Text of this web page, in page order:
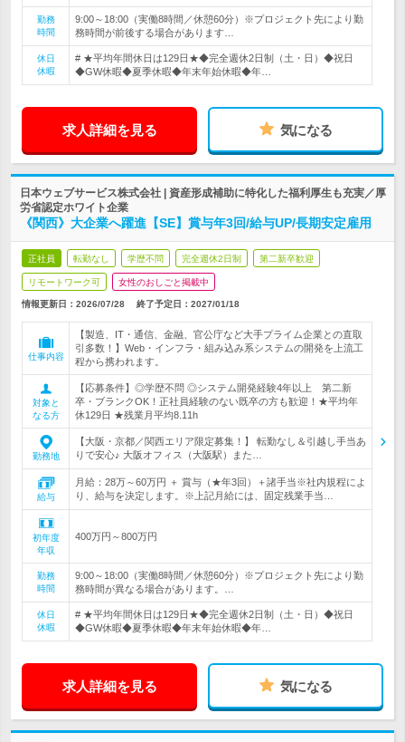
勤務
時間
9:00～18:00（実働8時間／休憩60分）※プロジェクト先により勤
務時間が前後する場合があります…
休日
休暇
# ★平均年間休日は129日★◆完全週休2日制（土・日）◆祝日
◆GW休暇◆夏季休暇◆年末年始休暇◆年…
求人詳細を見る 気になる
日本ウェブサービス株式会社 | 資産形成補助に特化した福利厚生も充実／厚
労省認定ホワイト企業
《関西》大企業へ躍進【SE】賞与年3回/給与UP/長期安定雇用
正社員 転勤なし 学歴不問 完全週休2日制 第二新卒歓迎
リモートワーク可 女性のおしごと掲載中
情報更新日：2026/07/28 終了予定日： 2027/01/18
仕事内容
【製造、IT・通信、金融、官公庁など大手プライム企業との直取
引多数！】Web・インフラ・組み込み系システムの開発を上流工
程から携われます。
対象と
なる方
【応募条件】◎学歴不問 ◎システム開発経験4年以上 第二新
卒・ブランクOK！正社員経験のない既卒の方も歓迎！★平均年
休129日 ★残業月平均8.11h
勤務地
【大阪・京都／関西エリア限定募集！】 転勤なし＆引越し手当あ
りで安心♪ 大阪オフィス（大阪駅）また…
給与
月給：28万～60万円 ＋ 賞与（★年3回）＋諸手当※社内規程によ
り、給与を決定します。※上記月給には、固定残業手当…
初年度
年収
400万円～800万円
勤務
時間
9:00～18:00（実働8時間／休憩60分）※プロジェクト先により勤
務時間が異なる場合があります。…
休日
休暇
# ★平均年間休日は129日★◆完全週休2日制（土・日）◆祝日
◆GW休暇◆夏季休暇◆年末年始休暇◆年…
求人詳細を見る 気になる